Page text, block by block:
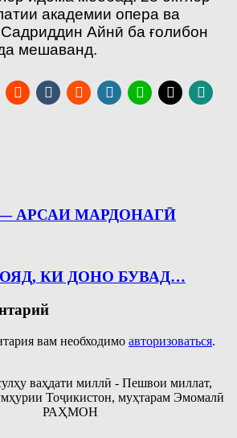
академии опера ва
Айнӣ ба ғолибон
мешаванд.
АРСАИ МАРДОНАГӢ
КИ ДОНО БУВАД…
вам необходимо авторизоваться.
ваҳдати миллӣ - Пешвои миллат,
Тоҷикистон, муҳтарам Эмомалӣ
РАҲМОН